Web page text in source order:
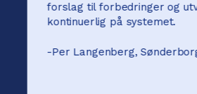
forslag til forbedringer og
kontinuerlig på systemet.
-Per Langenberg,